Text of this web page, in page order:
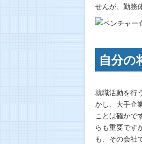
せんが、勤務
自分の
就職活動を行
かし、大手企
ことは確かで
らも重要です
も、その会社